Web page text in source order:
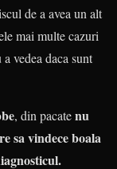
de a avea un alt
mai multe cazuri
vedea daca sunt
, din pacatenu
sa vindece boala